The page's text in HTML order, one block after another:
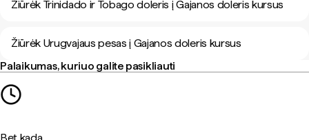
Žiūrėk Trinidado ir Tobago doleris į Gajanos doleris kursus
Žiūrėk Urugvajaus pesas į Gajanos doleris kursus
Palaikumas, kuriuo galite pasikliauti